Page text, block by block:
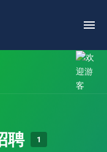
聘 1